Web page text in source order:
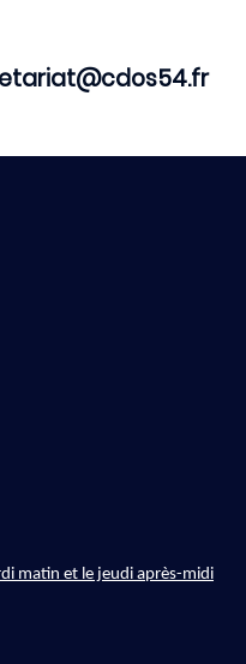
matin et le jeudi après-midi